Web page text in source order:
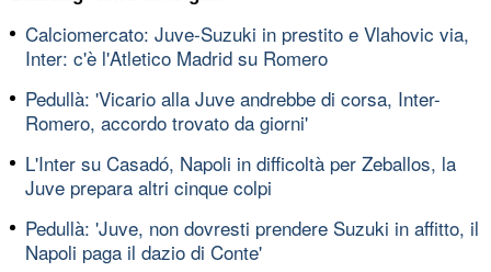
Calciomercato: Juve-Suzuki in prestito e Vlahovic via,
Inter: c'è l'Atletico Madrid su Romero
Pedullà: 'Vicario alla Juve andrebbe di corsa, Inter-
Romero, accordo trovato da giorni'
L'Inter su Casadó, Napoli in difficoltà per Zeballos, la
Juve prepara altri cinque colpi
Pedullà: 'Juve, non dovresti prendere Suzuki in affitto, il
Napoli paga il dazio di Conte'